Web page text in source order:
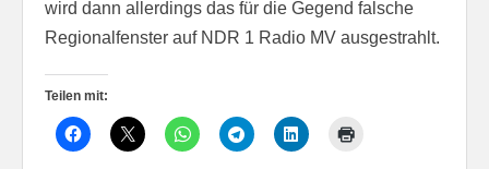
wird dann allerdings das für die Gegend falsche
Regionalfenster auf NDR 1 Radio MV ausgestrahlt.
Teilen mit: